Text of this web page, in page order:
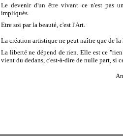
Le devenir d'un être vivant ce n'est pas
impliqués.
Etre soi par la beauté, c'est l'Art.
La création artistique ne peut naître que de la
La liberté ne dépend de rien. Elle est ce
vient du dedans, c'est-à-dire de nulle part, si